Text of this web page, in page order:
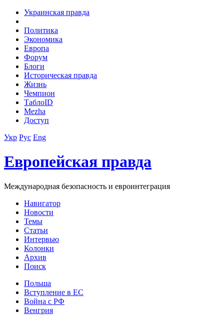
Украинская правда
Политика
Экономика
Европа
Форум
Блоги
Историческая правда
Жизнь
Чемпион
ТаблоID
Mezha
Доступ
Укр Рус Eng
Европейская правда
Международная безопасность и евроинтеграция
Навигатор
Новости
Темы
Статьи
Интервью
Колонки
Архив
Поиск
Польша
Вступление в ЕС
Война с РФ
Венгрия